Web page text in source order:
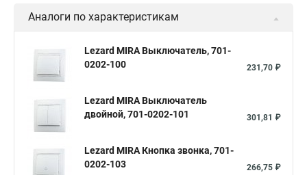
Аналоги по характеристикам
Lezard MIRA Выключатель, 701-
0202-100
231,70 ₽
Lezard MIRA Выключатель
двойной, 701-0202-101
301,81 ₽
Lezard MIRA Кнопка звонка, 701-
0202-103
266,75 ₽